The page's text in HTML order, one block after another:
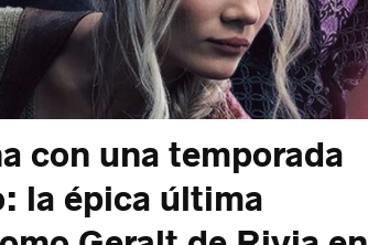
con una temporada
la épica última